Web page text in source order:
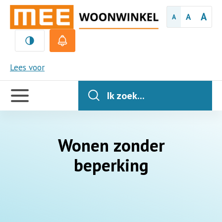
A A A
Lees voor
MEE
Handige
links
Ik zoek...
Wonen zonder
beperking